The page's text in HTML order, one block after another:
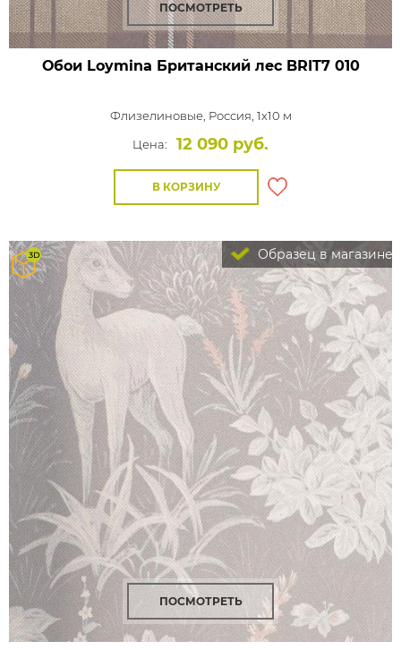
ПОСМОТРЕТЬ
Обои Loymina Британский лесBRIT7 010
Флизелиновые, Россия, 1x10 м
Цена:
12 090 руб.
В КОРЗИНУ
Образец в магазине
ПОСМОТРЕТЬ